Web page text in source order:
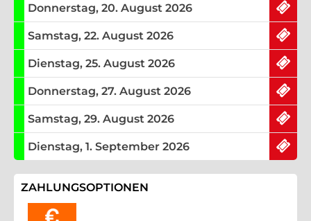
ausreichend Tickets am
Donnerstag, 20. August 2026
ausreichend Tickets am
Samstag, 22. August 2026
ausreichend Tickets am
Dienstag, 25. August 2026
ausreichend Tickets am
Donnerstag, 27. August 2026
ausreichend Tickets am
Samstag, 29. August 2026
ausreichend Tickets am
Dienstag, 1. September 2026
ZAHLUNGSOPTIONEN